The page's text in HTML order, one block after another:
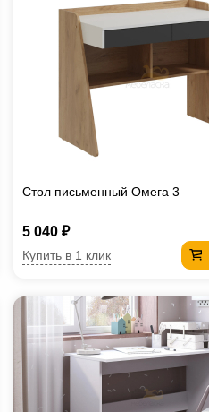
Стол письменный Омега 3
5 040 ₽
Купить в 1 клик